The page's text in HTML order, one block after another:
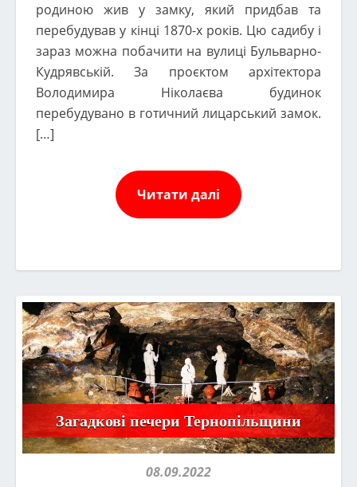
родиною жив у замку, який придбав та
перебудував у кінці 1870-х років. Цю садибу і
зараз можна побачити на вулиці Бульварно-
Кудрявській. За проєктом архітектора
Володимира Ніколаєва будинок
перебудувано в готичний лицарський замок.
[…]
Читати далі
Загадкові печери Тернопільщини
08.09.2022